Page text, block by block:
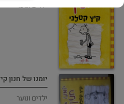
ילדים ונוער
יומנו של חנון
ילדים ונוער